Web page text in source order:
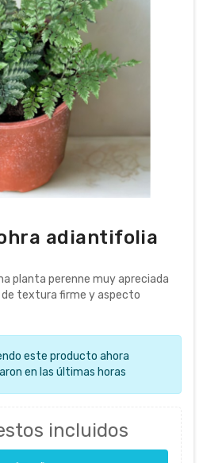
adiantifolia
planta perenne muy apreciada
textura firme y aspecto
este producto ahora
en las últimas horas
incluidos